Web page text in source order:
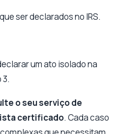
ser declarados no IRS.
um ato isolado na
3.
o seu serviço de
certificado. Cada caso